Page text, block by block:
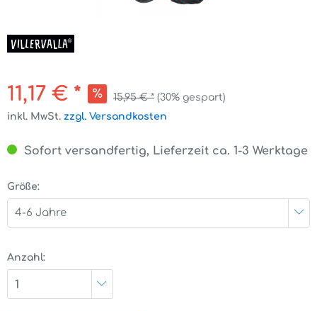
11,17 € * 15,95 € * (30% gespart)
inkl. MwSt. zzgl. Versandkosten
Sofort versandfertig, Lieferzeit ca. 1-3 Werktage
Größe:
4-6 Jahre
Anzahl:
1